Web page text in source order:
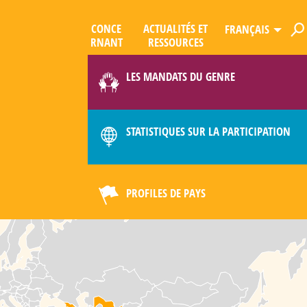
CONCE
R­NANT
ACTUALITÉS ET
RESSOURCES
FRANÇAIS
LES MANDATS DU GENRE
STATISTIQUES SUR LA PARTICIPATION
PROFILES DE PAYS